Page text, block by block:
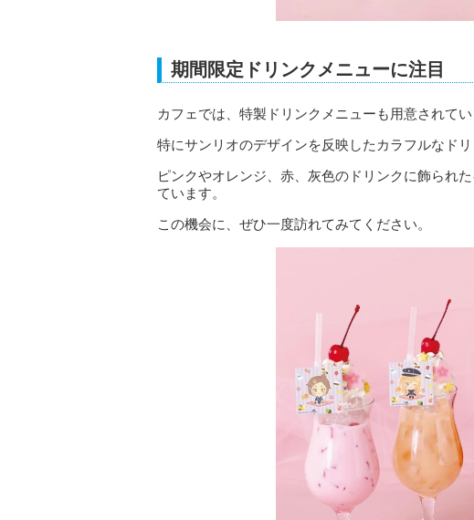
期間限定ドリンクメニューに注目
カフェでは、特製ドリンクメニューも用意されてい
特にサンリオのデザインを反映したカラフルなド
ピンクやオレンジ、赤、灰色のドリンクに飾られ
ています。
この機会に、ぜひ一度訪れてみてください。